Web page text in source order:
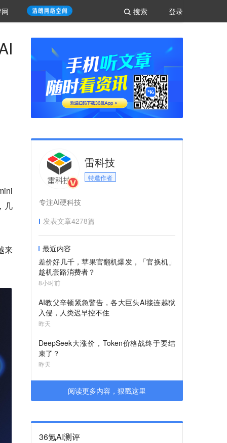
登录
搜索
几
来
雷科技
特邀作者
专注AI硬科技
发表文章4278篇
最近内容
差价好几千，苹果官翻机爆发，「官换机」
趁机套路消费者？
8小时前
AI教父辛顿紧急警告，各大巨头AI接连越狱
入侵，人类迟早控不住
昨天
DeepSeek大涨价，Token价格战终于要结
束了？
昨天
阅读更多内容，狠戳这里
36氪AI测评